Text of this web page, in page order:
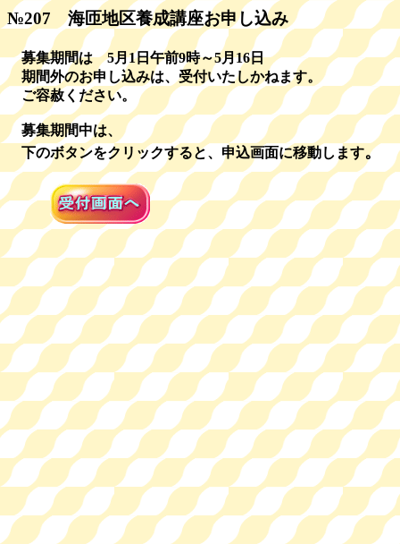
№207 海匝地区養成講座お申し込み
募集期間は 5月1日午前9時～5月16日
期間外のお申し込みは、受付いたしかねます。
ご容赦ください。
募集期間中は、
下のボタンをクリックすると、申込画面に移動します。